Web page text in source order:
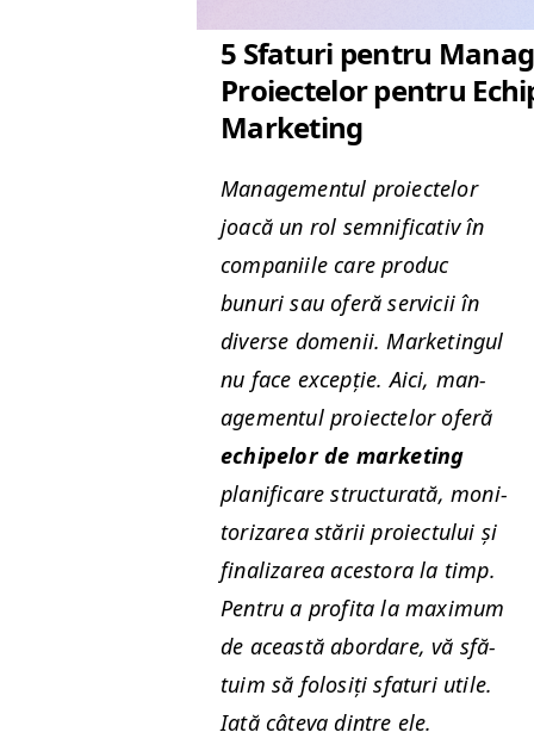
5 Sfaturi pentru
Proiectelor pentru
Marketing
Man­age­men­tul proiectelor
joacă un rol sem­ni­fica­tiv în
com­pani­ile care pro­duc
bunuri sau oferă ser­vicii în
diverse domenii. Mar­ketingul
nu face excepție. Aici, man­
age­men­tul proiectelor oferă
echipelor de mar­ket­ing
plan­i­fi­care struc­turată, mon­i­
tor­izarea stării proiec­tu­lui și
finalizarea aces­to­ra la timp.
Pen­tru a prof­i­ta la max­i­mum
de această abor­dare, vă sfă­
tu­im să folosiți sfa­turi utile.
Iată câte­va din­tre ele.